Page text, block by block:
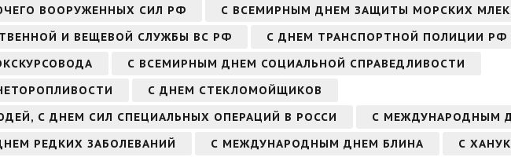
ВООРУЖЕННЫХ СИЛ РФ
С ВСЕМИРНЫМ ДНЕМ ЗАЩИТЫ МОРСКИХ
И ВЕЩЕВОЙ СЛУЖБЫ ВС РФ
С ДНЕМ ТРАНСПОРТНОЙ ПОЛИЦИИ РФ
С ВСЕМИРНЫМ ДНЕМ СОЦИАЛЬНОЙ СПРАВЕДЛИВОСТИ
С ДНЕМ СТЕКЛОМОЙЩИКОВ
С ДНЕМ СИЛ СПЕЦИАЛЬНЫХ ОПЕРАЦИЙ В РОССИ
С МЕЖДУНАРОДНЫМ
РЕДКИХ ЗАБОЛЕВАНИЙ
С МЕЖДУНАРОДНЫМ ДНЕМ БЛИНА С